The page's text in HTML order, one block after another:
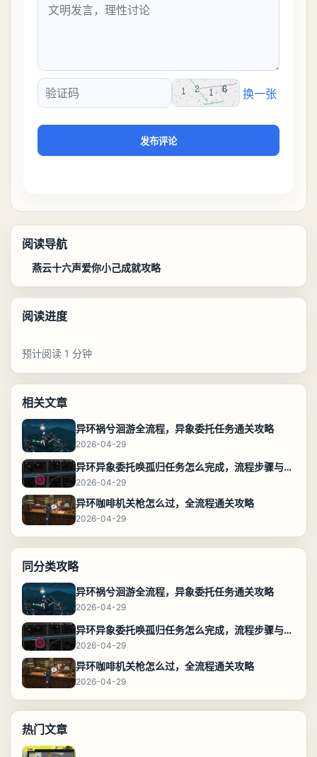
验证码
换一张
发布评论
阅读导航
燕云十六声爱你小己成就攻略
阅读进度
预计阅读 1 分钟
相关文章
异环祸兮洄游全流程，异象委托任务通关攻略
2026-04-29
异环异象委托唤孤归任务怎么完成，流程步骤与位置攻略
2026-04-29
异环咖啡机关枪怎么过，全流程通关攻略
2026-04-29
同分类攻略
异环祸兮洄游全流程，异象委托任务通关攻略
2026-04-29
异环异象委托唤孤归任务怎么完成，流程步骤与位置攻略
2026-04-29
异环咖啡机关枪怎么过，全流程通关攻略
2026-04-29
热门文章